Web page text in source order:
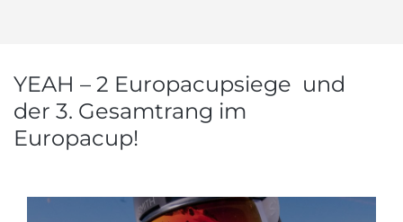
YEAH – 2 Europacupsiege und
der 3. Gesamtrang im
Europacup!